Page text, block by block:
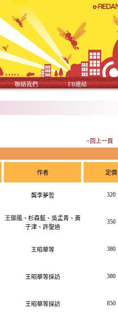
聯絡我們 FB連結
<回上一頁
作者 定價
龔李夢哲 320
王御風、杉森藍、吳孟青、黃
于津、許聖迪
350
王昭華等 380
王昭華等採訪 380
王昭華等採訪 850